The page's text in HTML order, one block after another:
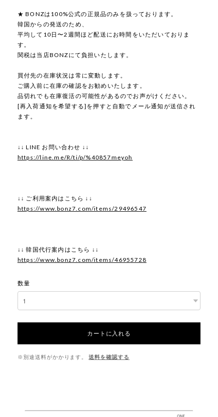
★ BONZは100%公式の正規品のみを扱っております。
韓国からの発送のため、
平均して10日〜2週間ほど配送にお時間をいただいておりま
す。
関税は当店BONZにて負担いたします。
買付先の在庫状況は常に変動します。
ご購入前に在庫の確認をお勧めいたします。
品切れでも在庫復活の可能性があるのでお声がけください。
[再入荷通知を希望する]を押すと自動でメール通知が送信され
ます。
↓↓ LINE お問い合わせ ↓↓
https://line.me/R/ti/p/%40857meyoh
↓↓ ご利用案内はこちら ↓↓
https://www.bonz7.com/items/29496547
↓↓ 韓国代行案内はこちら ↓↓
https://www.bonz7.com/items/46955728
数量
カートに入れる
※別途送料がかかります。 送料を確認する